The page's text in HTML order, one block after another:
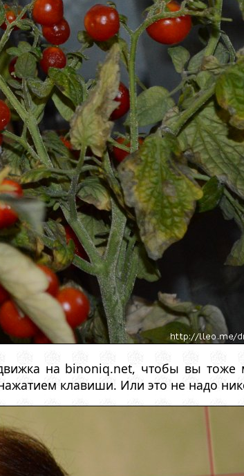
на binoniq.net, чтобы вы тоже
клавиши. Или это не надо